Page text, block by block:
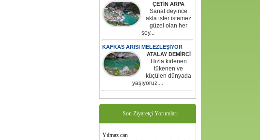
ÇETİN ARPA
Sanat deyince
akla ister istemez
güzel olan her
şey...
KAFKAS ARISI MELEZLEŞİYOR
ATALAY DEMİRCİ
Hızla kirlenen
tükenen ve
küçülen dünyada
yaşıyoruz....
Son Ziyaretçi Yorumları
Yılmaz can